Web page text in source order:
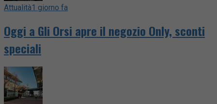
Attualità1 giorno fa
Oggi a Gli Orsi apre il negozio Only, sconti
speciali